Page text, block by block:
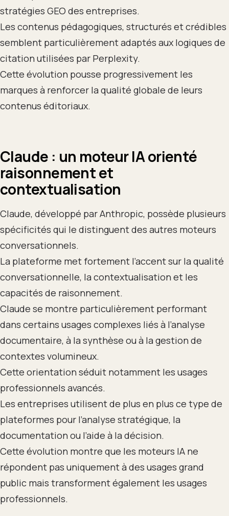
stratégies GEO des entreprises.
Les contenus pédagogiques, structurés et crédibles
semblent particulièrement adaptés aux logiques de
citation utilisées par Perplexity.
Cette évolution pousse progressivement les
marques à renforcer la qualité globale de leurs
contenus éditoriaux.
Claude : un moteur IA orienté
raisonnement et
contextualisation
Claude, développé par Anthropic, possède plusieurs
spécificités qui le distinguent des autres moteurs
conversationnels.
La plateforme met fortement l’accent sur la qualité
conversationnelle, la contextualisation et les
capacités de raisonnement.
Claude se montre particulièrement performant
dans certains usages complexes liés à l’analyse
documentaire, à la synthèse ou à la gestion de
contextes volumineux.
Cette orientation séduit notamment les usages
professionnels avancés.
Les entreprises utilisent de plus en plus ce type de
plateformes pour l’analyse stratégique, la
documentation ou l’aide à la décision.
Cette évolution montre que les moteurs IA ne
répondent pas uniquement à des usages grand
public mais transforment également les usages
professionnels.